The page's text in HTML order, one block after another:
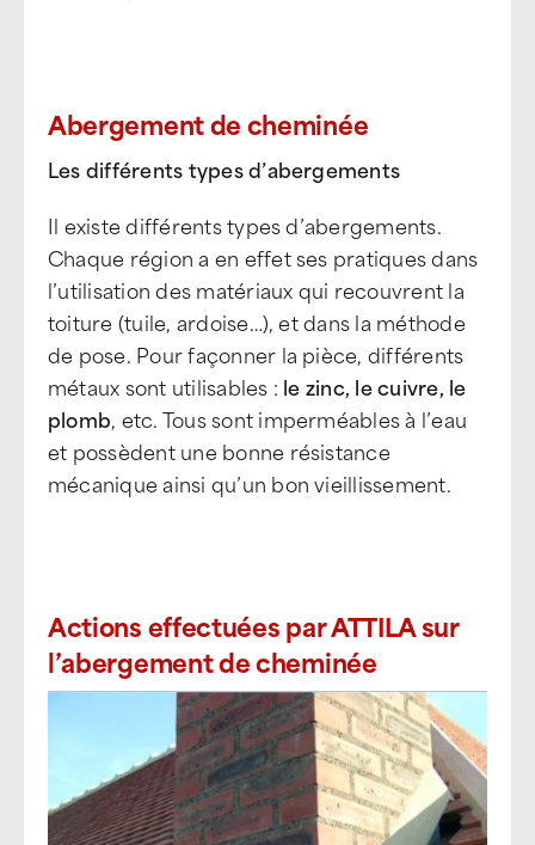
Abergement de cheminée
Les différents types d’abergements
Il existe différents types d’abergements.
Chaque région a en effet ses pratiques dans
l’utilisation des matériaux qui recouvrent la
toiture (tuile, ardoise…), et dans la méthode
de pose. Pour façonner la pièce, différents
métaux sont utilisables : le zinc, le cuivre, le
plomb, etc. Tous sont imperméables à l’eau
et possèdent une bonne résistance
mécanique ainsi qu’un bon vieillissement.
Actions effectuées par ATTILA sur
l’abergement de cheminée